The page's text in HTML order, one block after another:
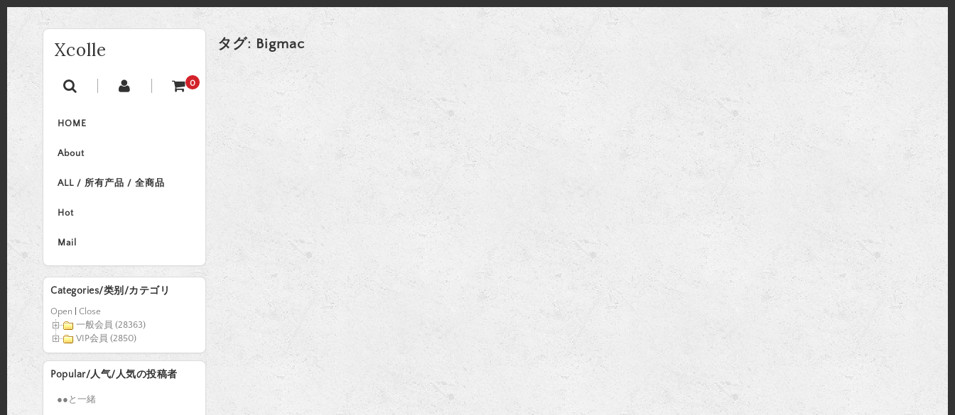
Xcolle
0
HOME
About
ALL / 所有产品 / 全商品
Hot
Mail
タグ: Bigmac
Categories/类别/カテゴリ
Open
Close
一般会員 (28363)
VIP会員 (2850)
Popular/人气/人気の投稿者
●●と一緒